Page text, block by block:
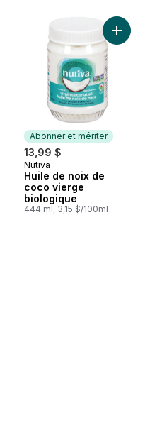
de cidre de pomme
Abonner et mériter
13,99 $
Abonner et mériter
Nutiva
Huile de noix de
coco vierge
biologique
444 ml, 3,15 $/100ml
Ajouter
By Terra Huile d’Olive